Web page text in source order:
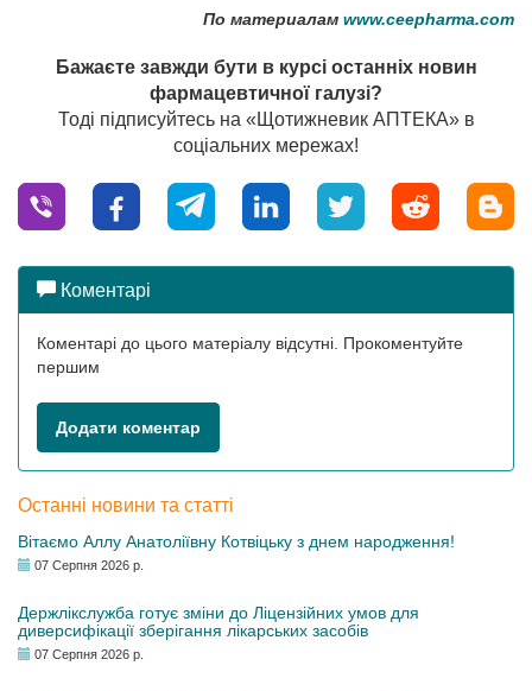
По материалам www.ceepharma.com
Бажаєте завжди бути в курсі останніх новин
фармацевтичної галузі?
Тоді підписуйтесь на «Щотижневик АПТЕКА» в
соціальних мережах!
Коментарі
Коментарі до цього матеріалу відсутні. Прокоментуйте
першим
Додати коментар
Останні новини та статті
Вітаємо Аллу Анатоліївну Котвіцьку з днем народження!
07 Серпня 2026 р.
Держлікслужба готує зміни до Ліцензійних умов для
диверсифікації зберігання лікарських засобів
07 Серпня 2026 р.